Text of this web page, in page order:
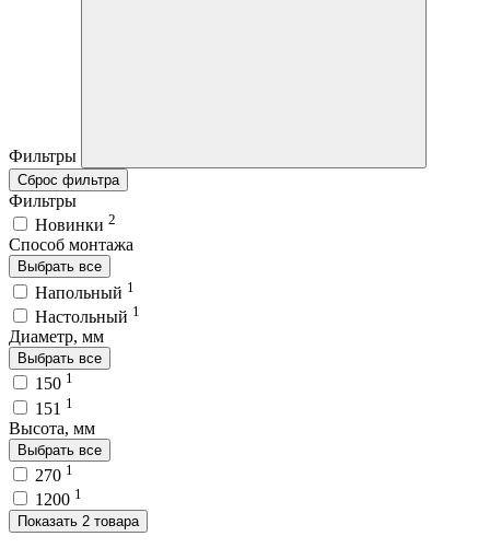
Фильтры
Сброс фильтра
Фильтры
Новинки 2
Способ монтажа
Выбрать все
Напольный 1
Настольный 1
Диаметр, мм
Выбрать все
150 1
151 1
Высота, мм
Выбрать все
270 1
1200 1
Показать 2 товара